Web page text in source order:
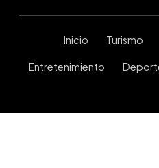
Inicio Turismo
Entretenimiento